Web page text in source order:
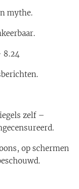
mythe.
zelf –
op schermen